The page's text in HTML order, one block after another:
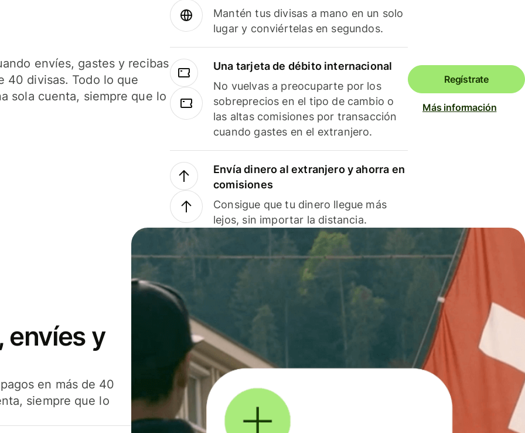
envíes, gastes y recibas
40 divisas. Todo lo que
sola cuenta, siempre que lo
Mantén tus divisas a mano en un solo
lugar y conviértelas en segundos.
Una tarjeta de débito internacional
No vuelvas a preocuparte por los
sobreprecios en el tipo de cambio o
las altas comisiones por transacción
cuando gastes en el extranjero.
Envía dinero al extranjero y ahorra en
comisiones
Consigue que tu dinero llegue más
lejos, sin importar la distancia.
Regístrate
Más información
envíes y
en más de 40
siempre que lo